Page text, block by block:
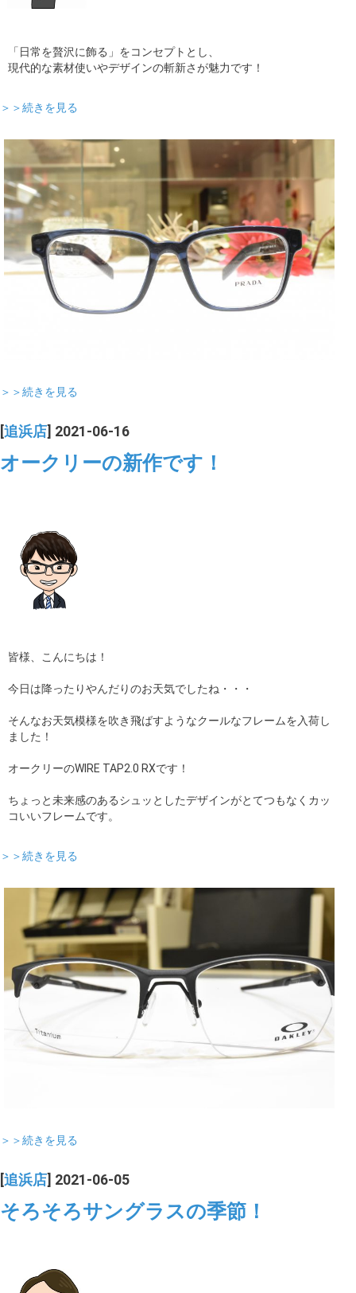
「日常を贅沢に飾る」をコンセプトとし、
現代的な素材使いやデザインの斬新さが魅力です！
＞＞続きを見る
＞＞続きを見る
[追浜店] 2021-06-16
オークリーの新作です！
皆様、こんにちは！
今日は降ったりやんだりのお天気でしたね・・・
そんなお天気模様を吹き飛ばすようなクールなフレームを入荷し
ました！
オークリーのWIRE TAP2.0 RXです！
ちょっと未来感のあるシュッとしたデザインがとてつもなくカッ
コいいフレームです。
＞＞続きを見る
＞＞続きを見る
[追浜店] 2021-06-05
そろそろサングラスの季節！